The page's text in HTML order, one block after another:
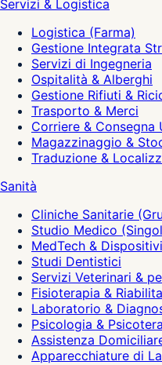
Servizi & Logistica
Logistica (Farma)
Gestione Integrata
Servizi di Ingegneria
Ospitalità & Alberghi
Gestione Rifiuti &
Trasporto & Merci
Corriere & Consegna
Magazzinaggio &
Traduzione &
Sanità
Cliniche Sanitarie
Studio Medico
MedTech &
Studi Dentistici
Servizi Veterinari &
Fisioterapia &
Laboratorio &
Psicologia &
Assistenza
Apparecchiature di